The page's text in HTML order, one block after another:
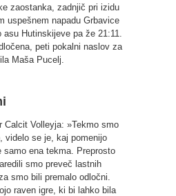
zaostanka, zadnjič pri izidu
uspešnem napadu Grbavice
Hutinskijeve pa že 21:11.
peti pokalni naslov za
Maša Pucelj.
Calcit Volleyja: »Tekmo smo
videlo se je, kaj pomenijo
samo ena tekma. Preprosto
smo preveč lastnih
smo bili premalo odločni.
raven igre, ki bi lahko bila